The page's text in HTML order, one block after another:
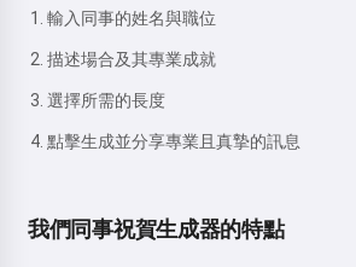
輸入同事的姓名與職位
描述場合及其專業成就
選擇所需的長度
點擊生成並分享專業且真摯的訊息
我們同事祝賀生成器的特點